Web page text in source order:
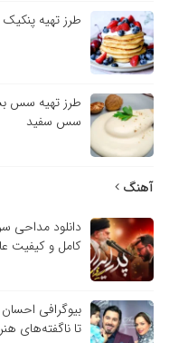
طرز تهیه پنکیک
طرز تهیه سس
سس سفید
آهنگ
دانلود مداحی
کامل و کیفیت
بیوگرافی
تا ناگفته‌های